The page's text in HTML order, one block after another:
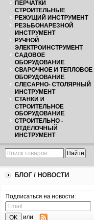
ПЕРЧАТКИ
СТРОИТЕЛЬНЫЕ
РЕЖУЩИЙ ИНСТРУМЕНТ
РЕЗЬБОНАРЕЗНОЙ
ИНСТРУМЕНТ
РУЧНОЙ
ЭЛЕКТРОИНСТРУМЕНТ
САДОВОЕ
ОБОРУДОВАНИЕ
СВАРОЧНОЕ И ТЕПЛОВОЕ
ОБОРУДОВАНИЕ
СЛЕСАРНО- СТОЛЯРНЫЙ
ИНСТРУМЕНТ
СТАНКИ И
СТРОИТЕЛЬНОЕ
ОБОРУДОВАНИЕ
СТРОИТЕЛЬНО -
ОТДЕЛОЧНЫЙ
ИНСТРУМЕНТ
БЛОГ / НОВОСТИ
Подписаться на новости:
или